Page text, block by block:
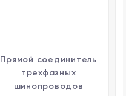
Прямой соединитель
трехфазных
шинопроводов